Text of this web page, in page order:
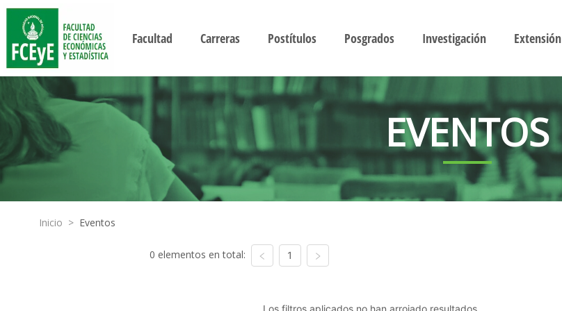
Facultad Carreras Postítulos Posgrados Investigación Extensión
EVENTOS
Inicio > Eventos
0 elementos en total: 1
Los filtros aplicados no han arrojado resultados